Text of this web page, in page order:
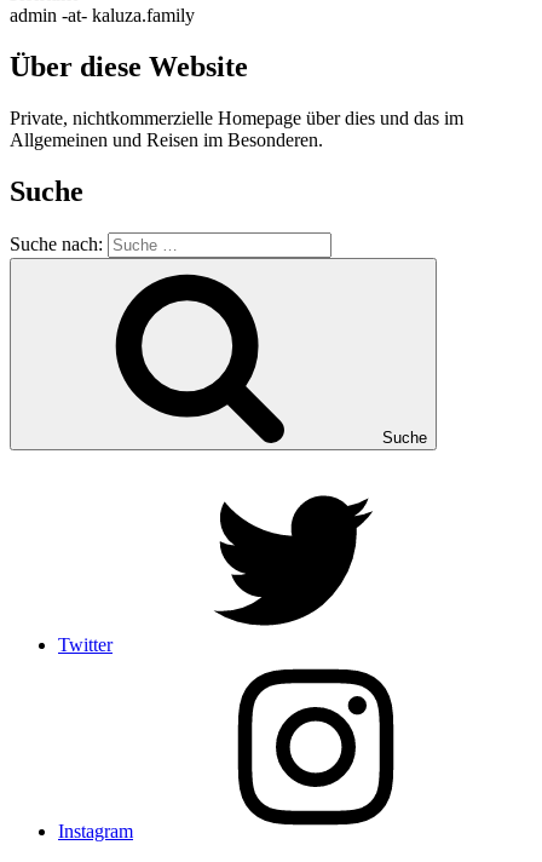
admin -at- kaluza.family
Über diese Website
Private, nichtkommerzielle Homepage über dies und das im
Allgemeinen und Reisen im Besonderen.
Suche
Suche nach:
Suche
Twitter
Instagram